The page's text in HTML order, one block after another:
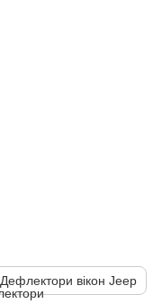
Дефлектори вікон Jeep